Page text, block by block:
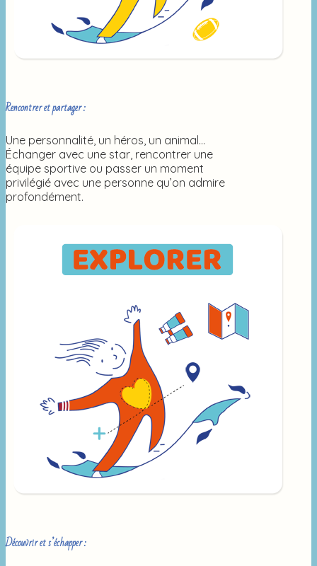
Rencontrer et partager :
Une personnalité, un héros, un animal…
Échanger avec une star, rencontrer une
équipe sportive ou passer un moment
privilégié avec une personne qu’on admire
profondément.
Découvrir et s’échapper :